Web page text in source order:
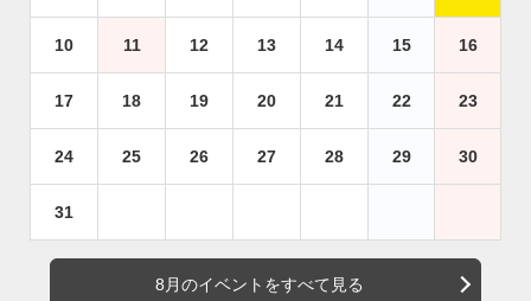
10 11 12 13 14 15 16
17 18 19 20 21 22 23
24 25 26 27 28 29 30
31
8月のイベントをすべて見る